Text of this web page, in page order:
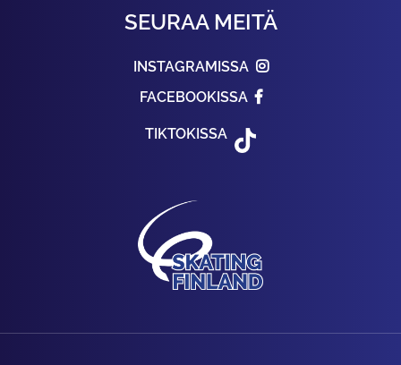
SEURAA MEITÄ
INSTAGRAMISSA
FACEBOOKISSA
TIKTOKISSA